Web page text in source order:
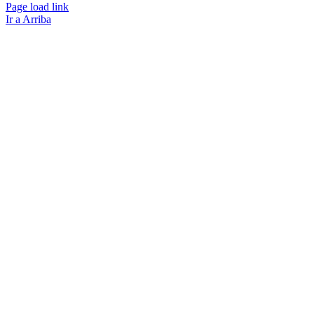
Page load link
Ir a Arriba